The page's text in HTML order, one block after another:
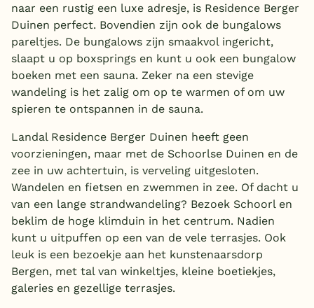
naar een rustig een luxe adresje, is Residence Berger
Duinen perfect. Bovendien zijn ook de bungalows
pareltjes. De bungalows zijn smaakvol ingericht,
slaapt u op boxsprings en kunt u ook een bungalow
boeken met een sauna. Zeker na een stevige
wandeling is het zalig om op te warmen of om uw
spieren te ontspannen in de sauna.
Landal Residence Berger Duinen heeft geen
voorzieningen, maar met de Schoorlse Duinen en de
zee in uw achtertuin, is verveling uitgesloten.
Wandelen en fietsen en zwemmen in zee. Of dacht u
van een lange strandwandeling? Bezoek Schoorl en
beklim de hoge klimduin in het centrum. Nadien
kunt u uitpuffen op een van de vele terrasjes. Ook
leuk is een bezoekje aan het kunstenaarsdorp
Bergen, met tal van winkeltjes, kleine boetiekjes,
galeries en gezellige terrasjes.